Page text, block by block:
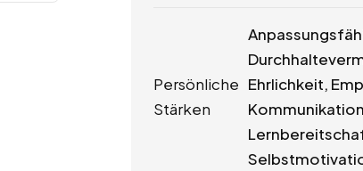
Persönliche
Stärken
Ehrlichkeit,